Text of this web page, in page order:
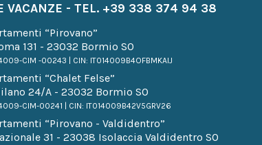
VACANZE - TEL. +39 338 374 94 38
“Pirovano”
131 - 23032 Bormio SO
CIM -00243 | CIN: IT014009B4OFBMKAIJ
“Chalet Felse”
24/A - 23032 Bormio SO
CIM-00241 | CIN: IT014009B42V5GRV26
“Pirovano - Valdidentro”
31 - 23038 Isolaccia Valdidentro SO